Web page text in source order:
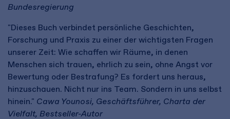
Bundesregierung
"Dieses Buch verbindet persönliche Geschichten,
Forschung und Praxis zu einer der wichtigsten Fragen
unserer Zeit: Wie schaffen wir Räume, in denen
Menschen sich trauen, ehrlich zu sein, ohne Angst vor
Bewertung oder Bestrafung? Es fordert uns heraus,
hinzuschauen. Nicht nur ins Team. Sondern in uns selbst
hinein." Cawa Younosi, Geschäftsführer, Charta der
Vielfalt, Bestseller-Autor